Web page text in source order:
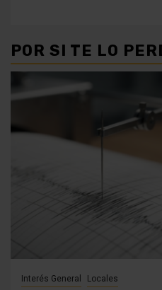
POR SI TE LO
Interés General Locales